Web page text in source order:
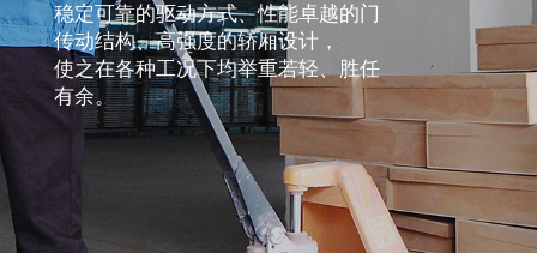
稳定可靠的驱动方式、性能卓越的门
传动结构、高强度的轿厢设计，
使之在各种工况下均举重若轻、胜任
有余。